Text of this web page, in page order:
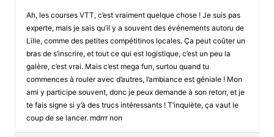
Ah, les courses VTT, c’est vraiment quelque chose ! Je suis pas
experte, mais je sais qu’il y a souvent des événements autoru de
Lille, comme des petites compétitinos locales. Ça peut coûter un
bras de s’inscrire, et tout ce qui est logistique, c’est un peu la
galère, c’est vrai. Mais c’est mega fun, surtou quand tu
commences à rouler avec d’autres, l’ambiance est géniale ! Mon
ami y participe souvent, donc je peux demande à son retorr, et je
te fais signe si y’à des trucs intéressants ! T’inquiète, ça vaut le
coup de se lancer. mdrrr non